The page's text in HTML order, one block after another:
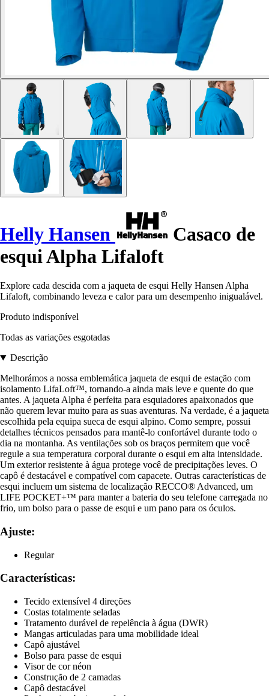
Helly Hansen
Casaco de
esqui Alpha Lifaloft
Explore cada descida com a jaqueta de esqui Helly Hansen Alpha
Lifaloft, combinando leveza e calor para um desempenho inigualável.
Produto indisponível
Todas as variações esgotadas
Descrição
Melhorámos a nossa emblemática jaqueta de esqui de estação com
isolamento LifaLoft™, tornando-a ainda mais leve e quente do que
antes. A jaqueta Alpha é perfeita para esquiadores apaixonados que
não querem levar muito para as suas aventuras. Na verdade, é a jaqueta
escolhida pela equipa sueca de esqui alpino. Como sempre, possui
detalhes técnicos pensados para mantê-lo confortável durante todo o
dia na montanha. As ventilações sob os braços permitem que você
regule a sua temperatura corporal durante o esqui em alta intensidade.
Um exterior resistente à água protege você de precipitações leves. O
capô é destacável e compatível com capacete. Outras características de
esqui incluem um sistema de localização RECCO® Advanced, um
LIFE POCKET+™ para manter a bateria do seu telefone carregada no
frio, um bolso para o passe de esqui e um pano para os óculos.
Ajuste:
Regular
Características:
Tecido extensível 4 direções
Costas totalmente seladas
Tratamento durável de repelência à água (DWR)
Mangas articuladas para uma mobilidade ideal
Capô ajustável
Bolso para passe de esqui
Visor de cor néon
Construção de 2 camadas
Capô destacável